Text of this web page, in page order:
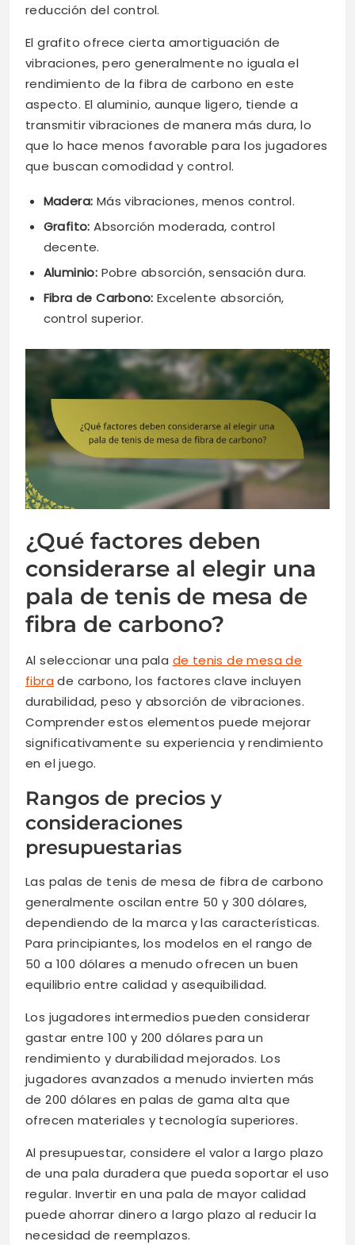
reducción del control.
El grafito ofrece cierta amortiguación de
vibraciones, pero generalmente no iguala el
rendimiento de la fibra de carbono en este
aspecto. El aluminio, aunque ligero, tiende a
transmitir vibraciones de manera más dura, lo
que lo hace menos favorable para los jugadores
que buscan comodidad y control.
Madera: Más vibraciones, menos control.
Grafito: Absorción moderada, control
decente.
Aluminio: Pobre absorción, sensación dura.
Fibra de Carbono: Excelente absorción,
control superior.
¿Qué factores deben
considerarse al elegir una
pala de tenis de mesa de
fibra de carbono?
Al seleccionar una pala de tenis de mesa de
fibrade carbono, los factores clave incluyen
durabilidad, peso y absorción de vibraciones.
Comprender estos elementos puede mejorar
significativamente su experiencia y rendimiento
en el juego.
Rangos de precios y
consideraciones
presupuestarias
Las palas de tenis de mesa de fibra de carbono
generalmente oscilan entre 50 y 300 dólares,
dependiendo de la marca y las características.
Para principiantes, los modelos en el rango de
50 a 100 dólares a menudo ofrecen un buen
equilibrio entre calidad y asequibilidad.
Los jugadores intermedios pueden considerar
gastar entre 100 y 200 dólares para un
rendimiento y durabilidad mejorados. Los
jugadores avanzados a menudo invierten más
de 200 dólares en palas de gama alta que
ofrecen materiales y tecnología superiores.
Al presupuestar, considere el valor a largo plazo
de una pala duradera que pueda soportar el uso
regular. Invertir en una pala de mayor calidad
puede ahorrar dinero a largo plazo al reducir la
necesidad de reemplazos.